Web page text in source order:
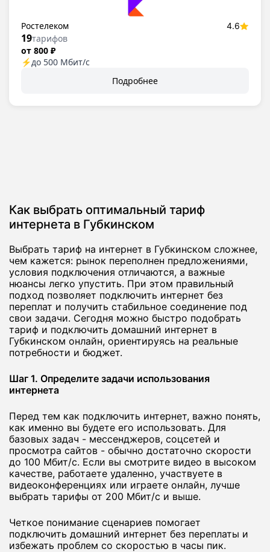
Ростелеком 4.6
19тарифов
от 800 ₽
⚡до 500 Мбит/с
Подробнее
Как выбрать оптимальный тариф
интернета в Губкинском
Выбрать тариф на интернет в Губкинском сложнее,
чем кажется: рынок переполнен предложениями,
условия подключения отличаются, а важные
нюансы легко упустить. При этом правильный
подход позволяет подключить интернет без
переплат и получить стабильное соединение под
свои задачи. Сегодня можно быстро подобрать
тариф и подключить домашний интернет в
Губкинском онлайн, ориентируясь на реальные
потребности и бюджет.
Шаг 1. Определите задачи использования
интернета
Перед тем как подключить интернет, важно понять,
как именно вы будете его использовать. Для
базовых задач - мессенджеров, соцсетей и
просмотра сайтов - обычно достаточно скорости
до 100 Мбит/с. Если вы смотрите видео в высоком
качестве, работаете удаленно, участвуете в
видеоконференциях или играете онлайн, лучше
выбрать тарифы от 200 Мбит/с и выше.
Четкое понимание сценариев помогает
подключить домашний интернет без переплаты и
избежать проблем со скоростью в часы пик.